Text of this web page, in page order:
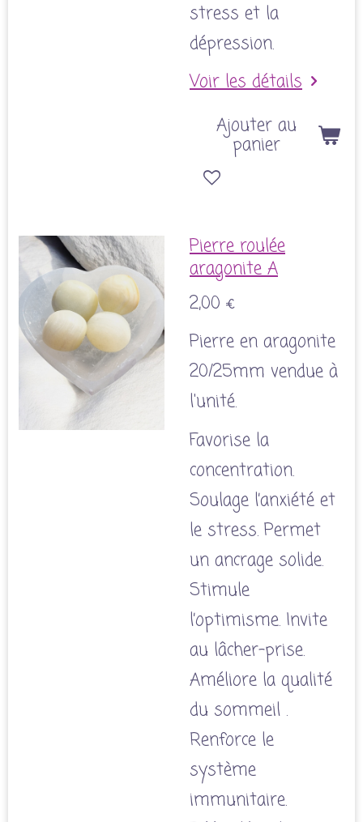
stress et la
dépression.
Voir les détails
Ajouter au
panier
Pierre roulée
aragonite A
2,00 €
Pierre en aragonite
20/25mm vendue à
l'unité.
Favorise la
concentration.
Soulage l’anxiété et
le stress. Permet
un ancrage solide.
Stimule
l’optimisme. Invite
au lâcher-prise.
Améliore la qualité
du sommeil .
Renforce le
système
immunitaire.